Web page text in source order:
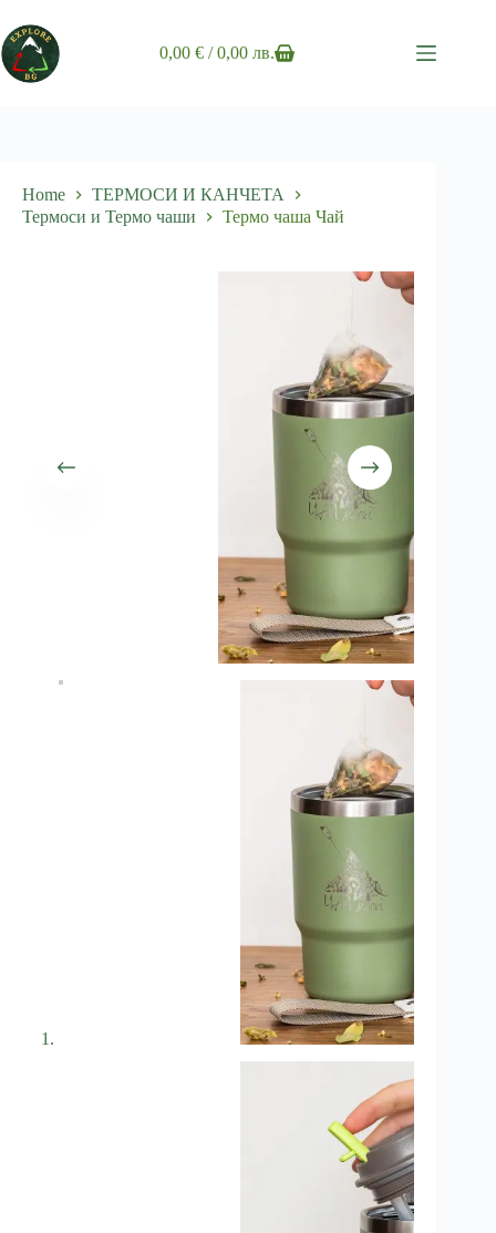
to
content
Shopping
0,00€ / 0,00 лв.
Home
ТЕРМОСИ И КАНЧЕТА
Термоси и Термо чаши
Термо чаша Чай